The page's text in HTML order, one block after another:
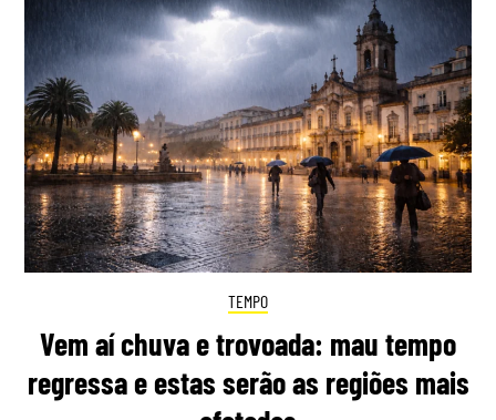
TEMPO
Vem aí chuva e trovoada: mau tempo
regressa e estas serão as regiões mais